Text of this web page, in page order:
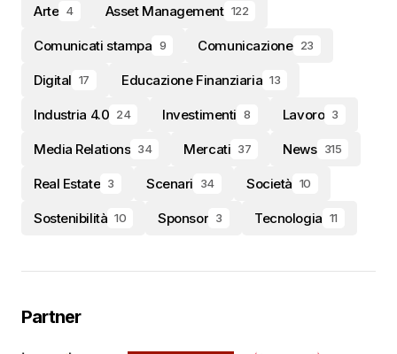
Arte 4 Asset Management 122
Comunicati stampa 9 Comunicazione 23
Digital 17 Educazione Finanziaria 13
Industria 4.0 24 Investimenti 8 Lavoro 3
Media Relations 34 Mercati 37 News 315
Real Estate 3 Scenari 34 Società 10
Sostenibilità 10 Sponsor 3 Tecnologia 11
Partner